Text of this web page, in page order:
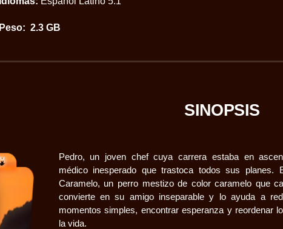
Peso: 2.3 GB
SINOPSIS
Pedro, un joven chef cuya carrera estaba en
médico inesperado que trastoca todos sus planes.
Caramelo, un perro mestizo de color caramelo que
convierte en su amigo inseparable y lo ayuda a
momentos simples, encontrar esperanza y reordenar
la vida.